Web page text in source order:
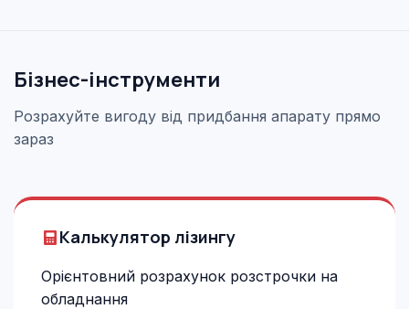
Бізнес-інструменти
Розрахуйте вигоду від придбання апарату прямо
зараз
Калькулятор лізингу
Орієнтовний розрахунок розстрочки на
обладнання